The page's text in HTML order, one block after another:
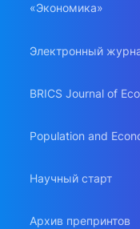
«Экономика»
Электронный
BRICS Journal of
Population and
Научный старт
Архив препринтов